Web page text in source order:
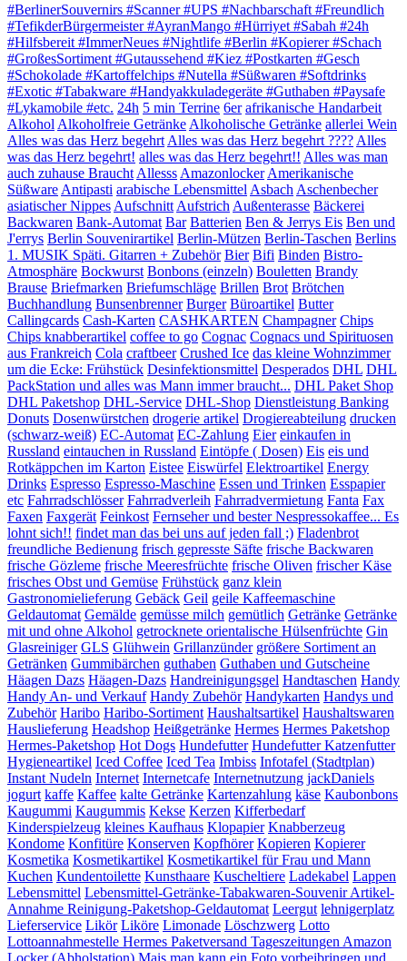
#BerlinerSouvernirs #Scanner #UPS #Nachbarschaft #Freundlich
#TefikderBürgermeister #AyranMango #Hürriyet #Sabah #24h
#Hilfsbereit #ImmerNeues #Nightlife #Berlin #Kopierer #Schach
#GroßesSortiment #Gutaussehend #Kiez #Postkarten #Gesch
#Schokolade #Kartoffelchips #Nutella #Süßwaren #Softdrinks
#Exotic #Tabakware #Handyakkuladegeräte #Guthaben #Paysafe
#Lykamobile #etc. 24h 5 min Terrine 6er afrikanische Handarbeit
Alkohol Alkoholfreie Getränke Alkoholische Getränke allerlei Wein
Alles was das Herz begehrt Alles was das Herz begehrt ???? Alles
was das Herz begehrt! alles was das Herz begehrt!! Alles was man
auch zuhause Braucht Allesss Amazonlocker Amerikanische
Süßware Antipasti arabische Lebensmittel Asbach Aschenbecher
asiatischer Nippes Aufschnitt Aufstrich Außenterasse Bäckerei
Backwaren Bank-Automat Bar Batterien Ben & Jerrys Eis Ben und
J'errys Berlin Souvenirartikel Berlin-Mützen Berlin-Taschen Berlins
1. MUSIK Späti. Gitarren + Zubehör Bier Bifi Binden Bistro-
Atmosphäre Bockwurst Bonbons (einzeln) Bouletten Brandy
Brause Briefmarken Briefumschläge Brillen Brot Brötchen
Buchhandlung Bunsenbrenner Burger Büroartikel Butter
Callingcards Cash-Karten CASHKARTEN Champagner Chips
Chips knabberartikel coffee to go Cognac Cognacs und Spirituosen
aus Frankreich Cola craftbeer Crushed Ice das kleine Wohnzimmer
um die Ecke: Frühstück Desinfektionsmittel Desperados DHL DHL
PackStation und alles was Mann immer braucht... DHL Paket Shop
DHL Paketshop DHL-Service DHL-Shop Dienstleistung Banking
Donuts Dosenwürstchen drogerie artikel Drogiereabteilung drucken
(schwarz-weiß) EC-Automat EC-Zahlung Eier einkaufen in
Russland eintauchen in Russland Eintöpfe ( Dosen) Eis eis und
Rotkäppchen im Karton Eistee Eiswürfel Elektroartikel Energy
Drinks Espresso Espresso-Maschine Essen und Trinken Esspapier
etc Fahrradschlösser Fahrradverleih Fahrradvermietung Fanta Fax
Faxen Faxgerät Feinkost Fernseher und bester Nespressokaffee... Es
lohnt sich!! findet man das bei uns auf jeden fall ;) Fladenbrot
freundliche Bedienung frisch gepresste Säfte frische Backwaren
frische Gözleme frische Meeresfrüchte frische Oliven frischer Käse
frisches Obst und Gemüse Frühstück ganz klein
Gastronomielieferung Gebäck Geil geile Kaffeemaschine
Geldautomat Gemälde gemüsse milch gemütlich Getränke Getränke
mit und ohne Alkohol getrocknete orientalische Hülsenfrüchte Gin
Glasreiniger GLS Glühwein Grillanzünder größere Sortiment an
Getränken Gummibärchen guthaben Guthaben und Gutscheine
Häagen Dazs Häagen-Dazs Handreinigungsgel Handtaschen Handy
Handy An- und Verkauf Handy Zubehör Handykarten Handys und
Zubehör Haribo Haribo-Sortiment Haushaltsartikel Haushaltswaren
Hauslieferung Headshop Heißgetränke Hermes Hermes Paketshop
Hermes-Paketshop Hot Dogs Hundefutter Hundefutter Katzenfutter
Hygieneartikel Iced Coffee Iced Tea Imbiss Infotafel (Stadtplan)
Instant Nudeln Internet Internetcafe Internetnutzung jackDaniels
jogurt kaffe Kaffee kalte Getränke Kartenzahlung käse Kaubonbons
Kaugummi Kaugummis Kekse Kerzen Kifferbedarf
Kinderspielzeug kleines Kaufhaus Klopapier Knabberzeug
Kondome Konfitüre Konserven Kopfhörer Kopieren Kopierer
Kosmetika Kosmetikartikel Kosmetikartikel für Frau und Mann
Kuchen Kundentoilette Kunsthaare Kuscheltiere Ladekabel Lappen
Lebensmittel Lebensmittel-Getränke-Tabakwaren-Souvenir Artikel-
Annahme Reinigung-Paketshop-Geldautomat Leergut lehnigerplatz
Lieferservice Likör Liköre Limonade Löschzwerg Lotto
Lottoannahmestelle Hermes Paketversand Tageszeitungen Amazon
Locker (Abholstation) Mais man kann ein Foto vorbeibringen und